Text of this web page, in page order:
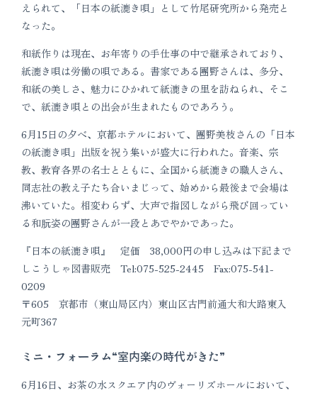
えられて、「日本の紙漉き唄」として竹尾研究所から発売と
なった。
和紙作りは現在、お年寄りの手仕事の中で継承されており、
紙漉き唄は労働の唄である。書家である團野さんは、多分、
和紙の美しさ、魅力にひかれて紙漉きの里を訪ねられ、そこ
で、紙漉き唄との出会が生まれたものであろう。
6月15日の夕べ、京都ホテルにおいて、團野美枝さんの「日本
の紙漉き唄」出版を祝う集いが盛大に行われた。音楽、宗
教、教育各界の名士とともに、全国から紙漉きの職人さん、
同志社の教え子たち合いまじって、始めから最後まで会場は
沸いていた。相変わらず、大声で指図しながら飛び回ってい
る和朊姿の團野さんが一段とあでやかであった。
『日本の紙漉き唄』 定価 38,000円の申し込みは下記まで
しこうしゃ図書販売 Tel:075-525-2445 Fax:075-541-
0209
〒605 京都市（東山局区内）東山区古門前通大和大路東入
元町367
ミニ・フォーラム“室内楽の時代がきた”
6月16日、お茶の水スクエア内のヴォーリズホールにおいて、